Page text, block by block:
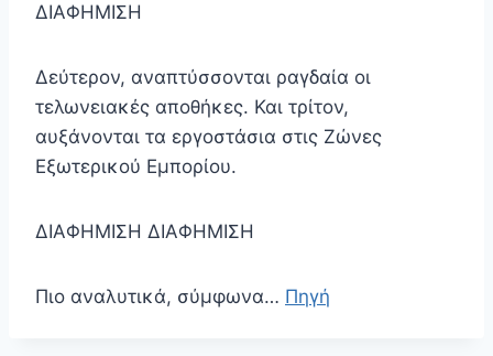
ΔΙΑΦΗΜΙΣΗ
Δεύτερον, αναπτύσσονται ραγδαία οι
τελωνειακές αποθήκες. Και τρίτον,
αυξάνονται τα εργοστάσια στις Ζώνες
Εξωτερικού Εμπορίου.
ΔΙΑΦΗΜΙΣΗ ΔΙΑΦΗΜΙΣΗ
Πιο αναλυτικά, σύμφωνα… Πηγή